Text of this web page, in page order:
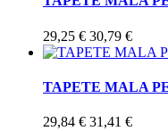
29,25 € 30,79 €
TAPETE MALA
29,84 € 31,41 €